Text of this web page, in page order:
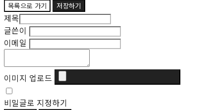
목록으로 가기 저장하기
제목
글쓴이
이메일
이미지 업로드
비밀글로 지정하기